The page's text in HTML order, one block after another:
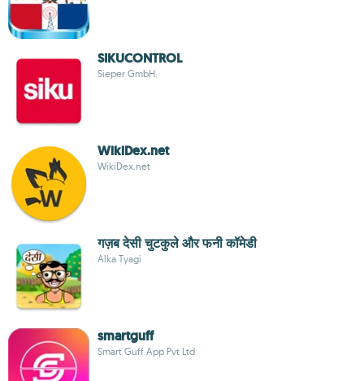
SIKUCONTROL
Sieper GmbH.
WikiDex.net
WikiDex.net
गज़ब देसी चुटकुले और फनी कॉमेडी
Alka Tyagi
smartguff
Smart Guff App Pvt Ltd